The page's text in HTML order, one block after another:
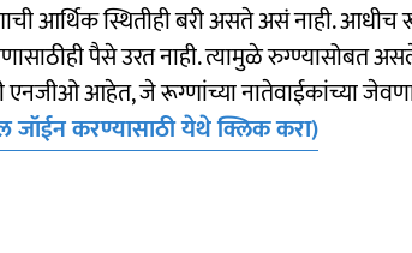
आर्थिक स्थितीही बरी असते असं नाही. आधीच
पैसे उरत नाही. त्यामुळे रुग्ण्यासोबत
आहेत, जे रूग्णांच्या नातेवाईकांच्या
जॉईन करण्यासाठी येथे क्लिक करा)